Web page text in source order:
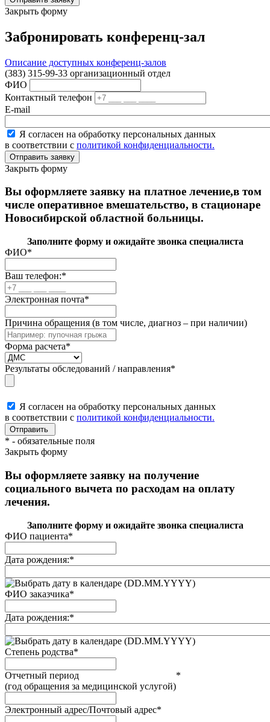
Закрыть форму
Забронировать конференц-зал
Описание доступных конференц-залов
(383) 315-99-33 организационный отдел
ФИО
Контактный телефон
E-mail
Я согласен на обработку персональных данных
в соответствии с политикой конфиденциальности.
Закрыть форму
Вы оформляете заявку на платное лечение,в том
числе оперативное вмешательство, в стационаре
Новосибирской областной больницы.
Заполните форму и ожидайте звонка специалиста
ФИО*
Ваш телефон:*
Электронная почта*
Причина обращения (в том числе, диагноз – при наличии)
Форма расчета*
Результаты обследований / направления*
Я согласен на обработку персональных данных
в соответствии с политикой конфиденциальности.
* - обязательные поля
Закрыть форму
Вы оформляете заявку на получение
социального вычета по расходам на оплату
лечения.
Заполните форму и ожидайте звонка специалиста
ФИО пациента*
Дата рождения:*
(DD.MM.YYYY)
ФИО заказчика*
Дата рождения:*
(DD.MM.YYYY)
Степень родства*
Отчетный период
(год обращения за медицинской услугой)
*
Электронный адрес/Почтовый адрес*